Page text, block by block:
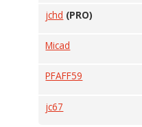
jchd (PRO)
Micad
PFAFF59
jc67